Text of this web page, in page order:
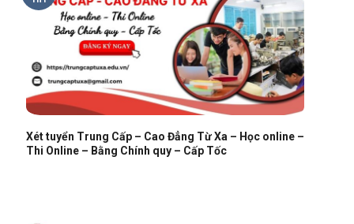
Xét tuyển Trung Cấp – Cao Đẳng Từ Xa – Học online –
Thi Online – Bằng Chính quy – Cấp Tốc